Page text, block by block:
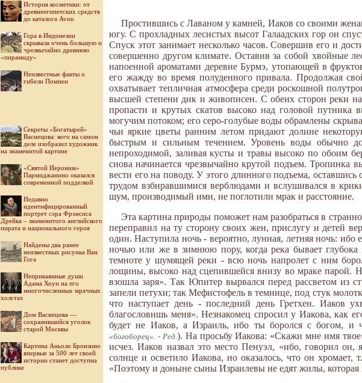
История косметики: от
древнеегипетских средств
до каталога Avon
Гора в Индонезии
скрывала очень большую и
чрезвычайно древнюю
«пирамиду»
Неизвестные факты о
гибели Помпеи
Секреты «Богатырей»
Васнецова: кого на самом
деле изобразил художник
на знаменитой картине
«Святой Иероним»
Пармиджанино оказался
современной подделкой
Недавно
идентифицированный
портрет сэра Фрэнсиса
Дрейка – знаменитого английского
пирата и национального героя
Найдены два ранее
неизвестных рисунка Ван
Гога
Неприкаянные души
Адама Хоуи на его
многочисленных мрачных
холстах
Дом Васнецова —
сохранившийся уголок
старой Москвы
Картина Аньоло Бронзино
впервые за 500 лет своей
истории станет доступна
публике
Простившись с Лаваном у камней, Иаков со своими
югу. С прохладных лесистых высот Галаадских гор он
Спуск этот занимает несколько часов. Совершив его и
совершенно другом климате. Оставив за собой хвойные
напоенной ароматами деревне Бурмэ, утопающей в
его жажду во время полуденного привала. Продолжая
охватывает тепличная атмосфера среди роскошной
высшей степени дик и живописен. С обеих сторон реки
пропасти и крутых скатов высоко над головой
могучим потоком; его серо-голубые воды обрамлены
чьи яркие цветы ранним летом придают долине
быстрым и сильным течением. Уровень воды обычно
непроходимой, заливая кусты и травы высоко по обоим
снова начинается чрезвычайно крутой подъем. Тропинка
вести его на поводу. У этого длинного подъема,
трудом взбиравшимися верблюдами и вслушивался в
шум, производимый ими, не поглотили мрак и расстояние.
Эта картина природы поможет нам разобраться в
переправил на ту сторону своих жен, прислугу и детей
один. Наступила ночь - вероятно, лунная, летняя ночь:
ночью или же в зимнюю пору, когда река бывает
темноте у шумящей реки - всю ночь напролет с ним
лощины, высоко над сцепившейся внизу во мраке парой.
взошла заря». Так Юпитер вырвался перед рассветом из
запели петухи; так Мефистофель в темнице, под стук
что наступает день - последний день Гретхен. Иаков
благословишь меня». Незнакомец спросил у Иакова, как
будет не Иаков, а Израиль, ибо ты боролся с богом, и
«богоборец». - Ред.). На просьбу Иакова: «Скажи мне имя
исчез. Иаков назвал это место Пенуэл, «ибо, говорил
солнце и осветило Иакова, но оказалось, что он хромает,
«Поэтому и доныне сыны Израилевы не едят жилы, которая